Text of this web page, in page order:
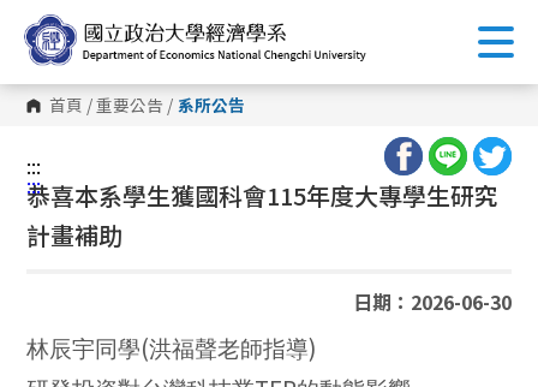
到
主
內
容 首頁 /重要公告 / 系所公告
:::
:::
恭喜本系學生獲國科會115年度大專學生研究
計畫補助
日期：2026-06-30
林辰宇同學(洪福聲老師指導)